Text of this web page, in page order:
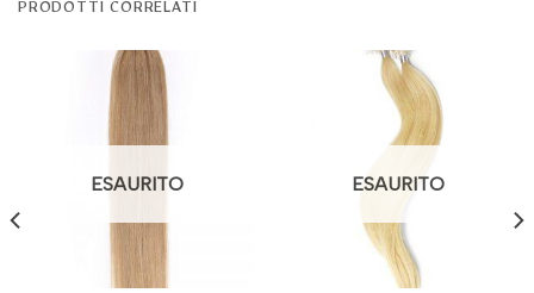
PRODOTTI CORRELATI
ESAURITO ESAURITO